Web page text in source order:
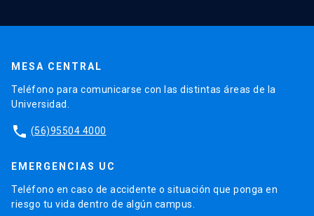
MESA CENTRAL
Teléfono para comunicarse con las distintas áreas de la
Universidad.
phone (56)95504 4000
EMERGENCIAS UC
Teléfono en caso de accidente o situación que ponga en
riesgo tu vida dentro de algún campus.